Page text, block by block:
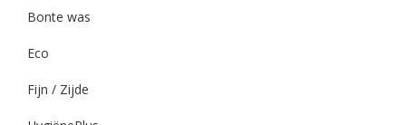
Bonte was
Eco
Fijn / Zijde